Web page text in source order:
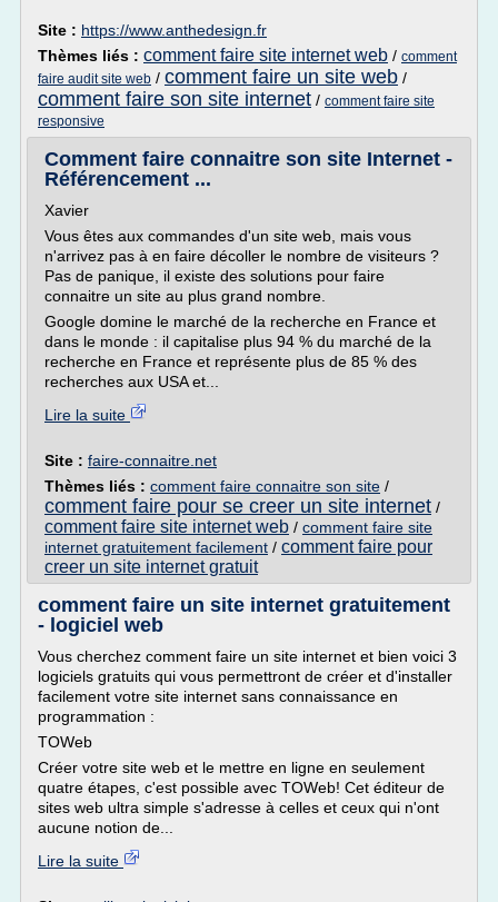
Site : https://www.anthedesign.fr
Thèmes liés : comment faire site internet web / comment
faire audit site web / comment faire un site web /
comment faire son site internet / comment faire site
responsive
Comment faire connaitre son site Internet -
Référencement ...
Xavier
Vous êtes aux commandes d'un site web, mais vous
n'arrivez pas à en faire décoller le nombre de visiteurs ?
Pas de panique, il existe des solutions pour faire
connaitre un site au plus grand nombre.
Google domine le marché de la recherche en France et
dans le monde : il capitalise plus 94 % du marché de la
recherche en France et représente plus de 85 % des
recherches aux USA et...
Lire la suite
Site : faire-connaitre.net
Thèmes liés : comment faire connaitre son site /
comment faire pour se creer un site internet /
comment faire site internet web / comment faire site
internet gratuitement facilement / comment faire pour
creer un site internet gratuit
comment faire un site internet gratuitement
- logiciel web
Vous cherchez comment faire un site internet et bien voici 3
logiciels gratuits qui vous permettront de créer et d'installer
facilement votre site internet sans connaissance en
programmation :
TOWeb
Créer votre site web et le mettre en ligne en seulement
quatre étapes, c'est possible avec TOWeb! Cet éditeur de
sites web ultra simple s'adresse à celles et ceux qui n'ont
aucune notion de...
Lire la suite